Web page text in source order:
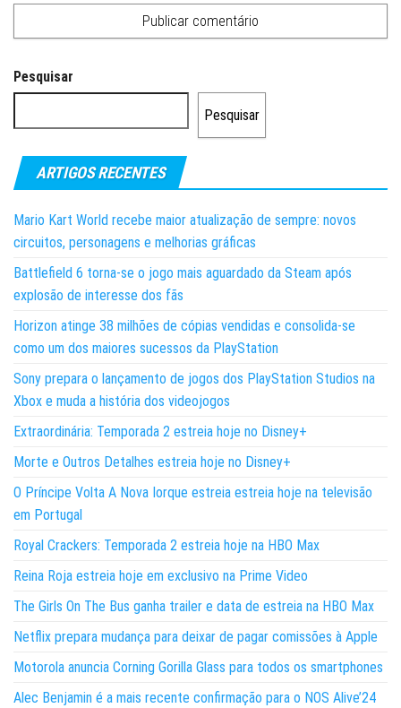
Pesquisar
Pesquisar
ARTIGOS RECENTES
Mario Kart World recebe maior atualização de sempre: novos
circuitos, personagens e melhorias gráficas
Battlefield 6 torna-se o jogo mais aguardado da Steam após
explosão de interesse dos fãs
Horizon atinge 38 milhões de cópias vendidas e consolida-se
como um dos maiores sucessos da PlayStation
Sony prepara o lançamento de jogos dos PlayStation Studios na
Xbox e muda a história dos videojogos
Extraordinária: Temporada 2 estreia hoje no Disney+
Morte e Outros Detalhes estreia hoje no Disney+
O Príncipe Volta A Nova Iorque estreia estreia hoje na televisão
em Portugal
Royal Crackers: Temporada 2 estreia hoje na HBO Max
Reina Roja estreia hoje em exclusivo na Prime Video
The Girls On The Bus ganha trailer e data de estreia na HBO Max
Netflix prepara mudança para deixar de pagar comissões à Apple
Motorola anuncia Corning Gorilla Glass para todos os smartphones
Alec Benjamin é a mais recente confirmação para o NOS Alive’24